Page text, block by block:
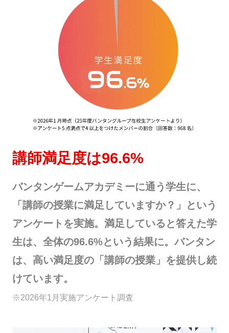
講師満足度は96.6%
バンタンゲームアカデミーに通う学生に、
「講師の授業に満足していますか？」という
アンケートを実施。満足していると答えた学
生は、全体の96.6%という結果に。バンタン
は、高い満足度の「講師の授業」を提供し続
けています。
※2026年1月実施アンケート調査